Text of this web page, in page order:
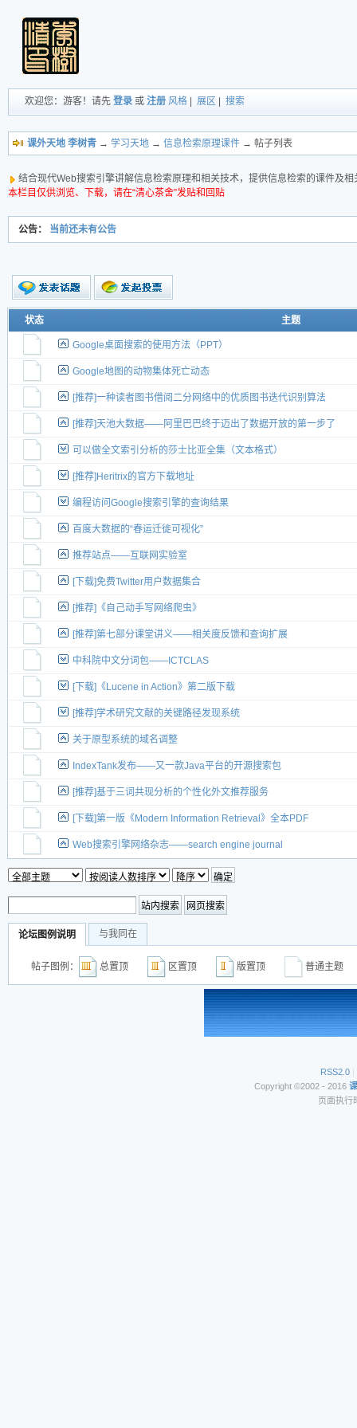
欢迎您：游客！请先 登录 或 注册 风格 展区 搜索
课外天地 李树青 → 学习天地 → 信息检索原理课件 → 帖子列表
结合现代Web搜索引擎讲解信息检索原理和相关技术，提供信息检索的课件及相
本栏目仅供浏览、下载，请在“清心茶舍”发贴和回贴
公告： 当前还未有公告
新的主题
交易帖
新小字报
状态 主题
Google桌面搜索的使用方法（PPT）
Google地图的动物集体死亡动态
[推荐]一种读者图书借阅二分网络中的优质图书迭代识别算法
[推荐]天池大数据——阿里巴巴终于迈出了数据开放的第一步了
可以做全文索引分析的莎士比亚全集（文本格式）
[推荐]Heritrix的官方下载地址
编程访问Google搜索引擎的查询结果
百度大数据的“春运迁徙可视化”
推荐站点——互联网实验室
[下载]免费Twitter用户数据集合
[推荐]《自己动手写网络爬虫》
[推荐]第七部分课堂讲义——相关度反馈和查询扩展
中科院中文分词包——ICTCLAS
[下载]《Lucene in Action》第二版下载
[推荐]学术研究文献的关键路径发现系统
关于原型系统的域名调整
IndexTank发布——又一款Java平台的开源搜索包
[推荐]基于三词共现分析的个性化外文推荐服务
[下载]第一版《Modern Information Retrieval》全本PDF
Web搜索引擎网络杂志——search engine journal
论坛图例说明 与我同在
帖子图例： 总置顶 区置顶 版置顶 普通主
RSS2.0 |
Copyright ©2002 - 2016
页面执行